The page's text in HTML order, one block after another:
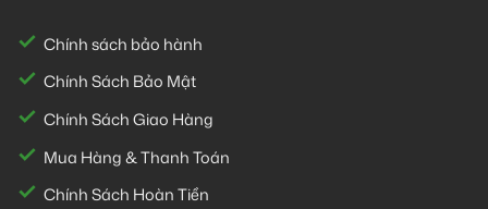
Chính sách bảo hành
Chính Sách Bảo Mật
Chính Sách Giao Hàng
Mua Hàng & Thanh Toán
Chính Sách Hoàn Tiền